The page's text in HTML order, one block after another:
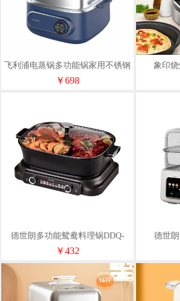
飞利浦电蒸锅多功能锅家用不锈钢
HD3688
￥698
象印
德世朗多功能鸳鸯料理锅DDQ-
HG129
￥432
德世